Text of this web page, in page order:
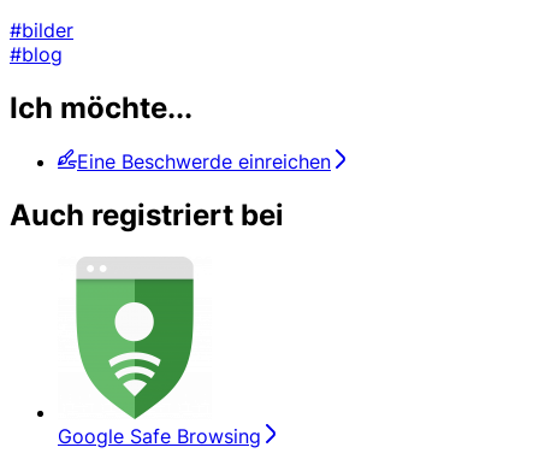
#bilder
#blog
Ich möchte...
Eine Beschwerde einreichen
Auch registriert bei
Google Safe Browsing